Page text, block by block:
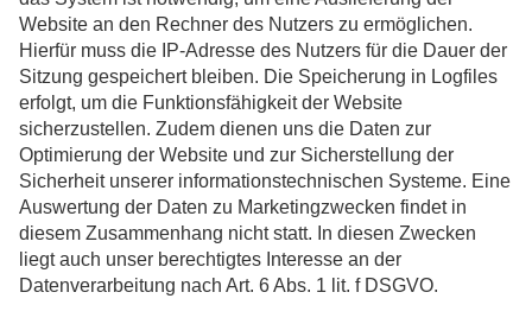
Website an den Rechner des Nutzers zu ermöglichen.
Hierfür muss die IP-Adresse des Nutzers für die Dauer der
Sitzung gespeichert bleiben. Die Speicherung in Logfiles
erfolgt, um die Funktionsfähigkeit der Website
sicherzustellen. Zudem dienen uns die Daten zur
Optimierung der Website und zur Sicherstellung der
Sicherheit unserer informationstechnischen Systeme. Eine
Auswertung der Daten zu Marketingzwecken findet in
diesem Zusammenhang nicht statt. In diesen Zwecken
liegt auch unser berechtigtes Interesse an der
Datenverarbeitung nach Art. 6 Abs. 1 lit. f DSGVO.